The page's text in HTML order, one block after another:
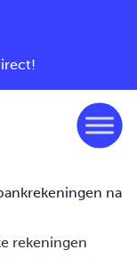
na
rekeningen